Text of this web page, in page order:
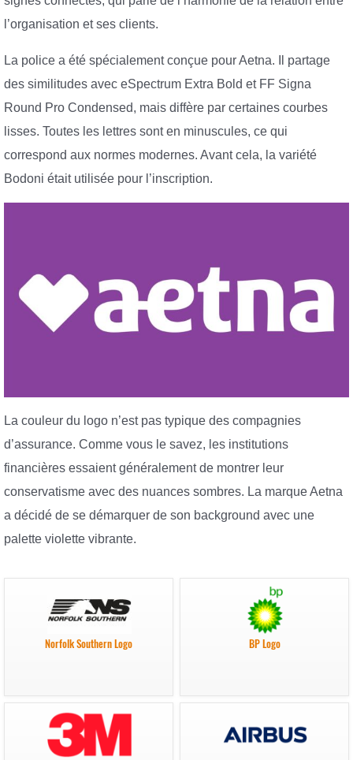
l’organisation et ses clients.
La police a été spécialement conçue pour Aetna. Il partage
des similitudes avec eSpectrum Extra Bold et FF Signa
Round Pro Condensed, mais diffère par certaines courbes
lisses. Toutes les lettres sont en minuscules, ce qui
correspond aux normes modernes. Avant cela, la variété
Bodoni était utilisée pour l’inscription.
La couleur du logo n’est pas typique des compagnies
d’assurance. Comme vous le savez, les institutions
financières essaient généralement de montrer leur
conservatisme avec des nuances sombres. La marque Aetna
a décidé de se démarquer de son background avec une
palette violette vibrante.
Norfolk Southern Logo BP Logo